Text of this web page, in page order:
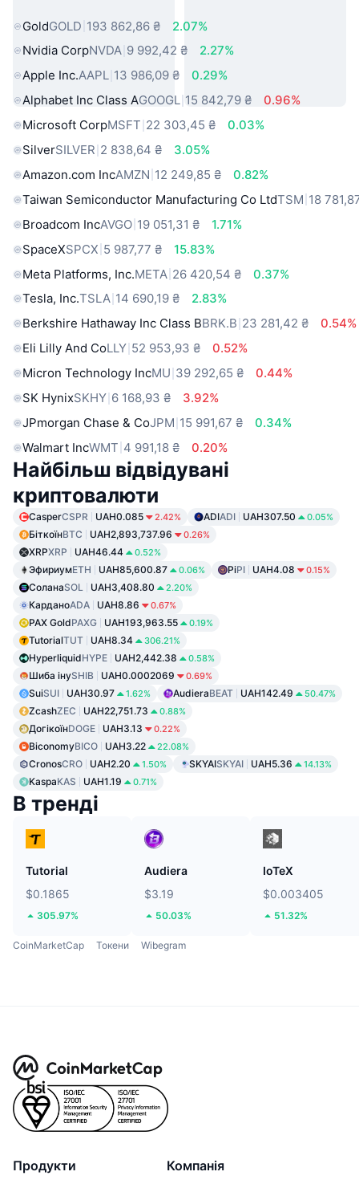
GoldGOLD 193 862,86 ₴
2.07%
Nvidia CorpNVDA 9 992,42 ₴
2.27%
Apple Inc.AAPL 13 986,09 ₴
0.29%
Alphabet Inc Class AGOOGL 15 842,79 ₴
0.96%
Microsoft CorpMSFT 22 303,45 ₴
0.03%
SilverSILVER 2 838,64 ₴
3.05%
Amazon.com IncAMZN 12 249,85 ₴
0.82%
Taiwan Semiconductor Manufacturing Co LtdTSM 18
Broadcom IncAVGO 19 051,31 ₴
1.71%
SpaceXSPCX 5 987,77 ₴
15.83%
Meta Platforms, Inc.META 26 420,54 ₴
0.37%
Tesla, Inc.TSLA 14 690,19 ₴
2.83%
Berkshire Hathaway Inc Class BBRK.B 23 281,42 ₴
0.54%
Eli Lilly And CoLLY 52 953,93 ₴
0.52%
Micron Technology IncMU 39 292,65 ₴
0.44%
SK HynixSKHY 6 168,93 ₴
3.92%
JPmorgan Chase & CoJPM 15 991,67 ₴
0.34%
Walmart IncWMT 4 991,18 ₴ 0.20%
Найбільш відвідувані
криптовалюти
CasperCSPR UAH0.085 2.42% ADIADI UAH307.50 0.05%
БіткоїнBTC UAH2,893,737.96 0.26%
XRPXRP UAH46.44 0.52%
ЭфириумETH UAH85,600.87 0.06% PiPI UAH4.08 0.15%
СоланаSOL UAH3,408.80 2.20%
КарданоADA UAH8.86 0.67%
PAX GoldPAXG UAH193,963.55 0.19%
TutorialTUT UAH8.34 306.21%
HyperliquidHYPE UAH2,442.38 0.58%
Шиба інуSHIB UAH0.0002069 0.69%
SuiSUI UAH30.97 1.62% AudieraBEAT UAH142.49 50.47%
ZcashZEC UAH22,751.73 0.88%
ДогікоїнDOGE UAH3.13 0.22%
BiconomyBICO UAH3.22 22.08%
CronosCRO UAH2.20 1.50% SKYAISKYAI UAH5.36 14.13%
KaspaKAS UAH1.19 0.71%
В тренді
Tutorial
$0.1865
305.97%
Audiera
$3.19
50.03%
IoTeX
$0.003405
51.32%
CoinMarketCap Токени Wibegram
Продукти Компанія